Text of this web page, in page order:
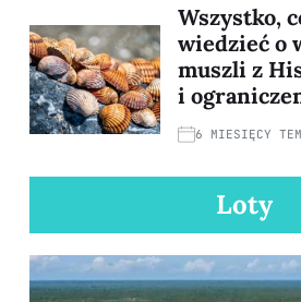
Wszystko,
wiedzieć o
muszli z
i
6 MIESIĘCY
Loty